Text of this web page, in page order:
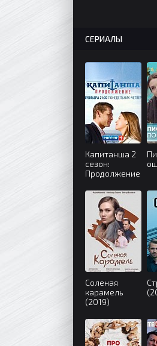
СЕРИАЛЫ
Капитанша 2
сезон:
Продолжение
Соленая
карамель
(2019)